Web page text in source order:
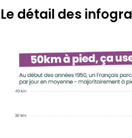
Le détail des